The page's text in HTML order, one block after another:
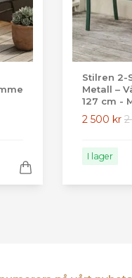
Stilren 2-
Metall –
127 cm -
2 500 kr
I lager